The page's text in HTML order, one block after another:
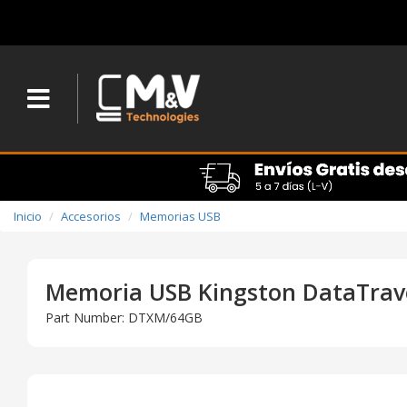
Inicio Accesorios Memorias USB
Memoria USB Kingston
Part Number: DTXM/64GB